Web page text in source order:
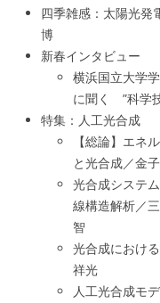
四季雑感：太陽光発
博
新春インタビュー
横浜国立大学
に聞く ”科学
特集：人工光合成
【総論】エネ
と光合成／金
光合成システ
線構造解析／
智
光合成におけ
祥光
人工光合成モ